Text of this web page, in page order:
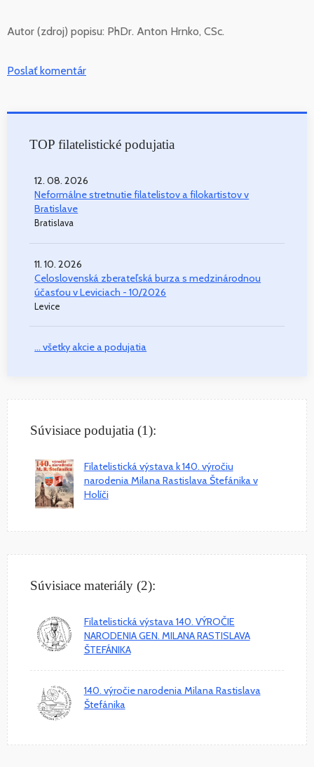
Autor (zdroj) popisu: PhDr. Anton Hrnko, CSc.
Poslať komentár
TOP filatelistické podujatia
12. 08. 2026
Neformálne stretnutie filatelistov a filokartistov v
Bratislave
Bratislava
11. 10. 2026
Celoslovenská zberateľská burza s medzinárodnou
účasťou v Leviciach - 10/2026
Levice
... všetky akcie a podujatia
Súvisiace podujatia (1):
Filatelistická výstava k 140. výročiu
narodenia Milana Rastislava Štefánika v
Holíči
Súvisiace materiály (2):
Filatelistická výstava 140. VÝROČIE
NARODENIA GEN. MILANA RASTISLAVA
ŠTEFÁNIKA
140. výročie narodenia Milana Rastislava
Štefánika